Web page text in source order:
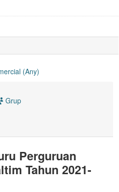
(Any)
Grup
Perguruan
Tahun 2021-